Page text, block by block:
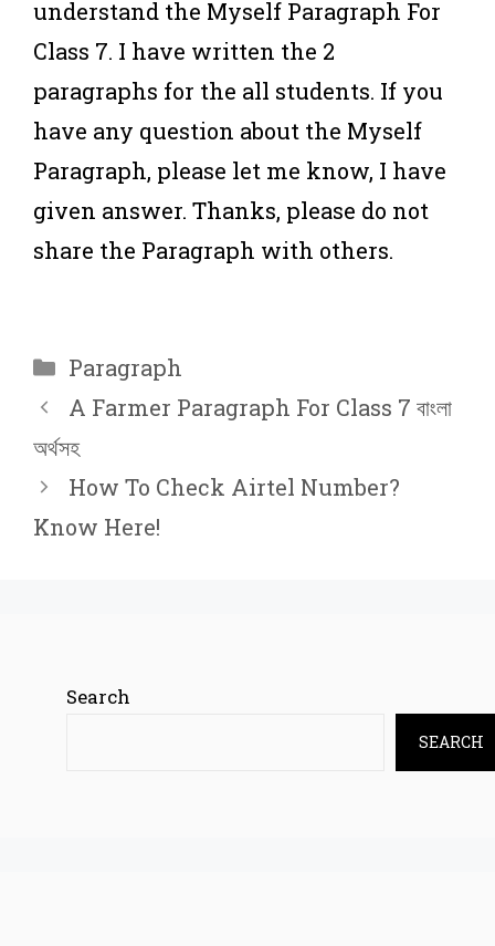
understand the Myself Paragraph For
Class 7. I have written the 2
paragraphs for the all students. If you
have any question about the Myself
Paragraph, please let me know, I have
given answer. Thanks, please do not
share the Paragraph with others.
Categories
Paragraph
A Farmer Paragraph For Class 7 বাংলা
অর্থসহ
How To Check Airtel Number?
Know Here!
Search
SEARCH